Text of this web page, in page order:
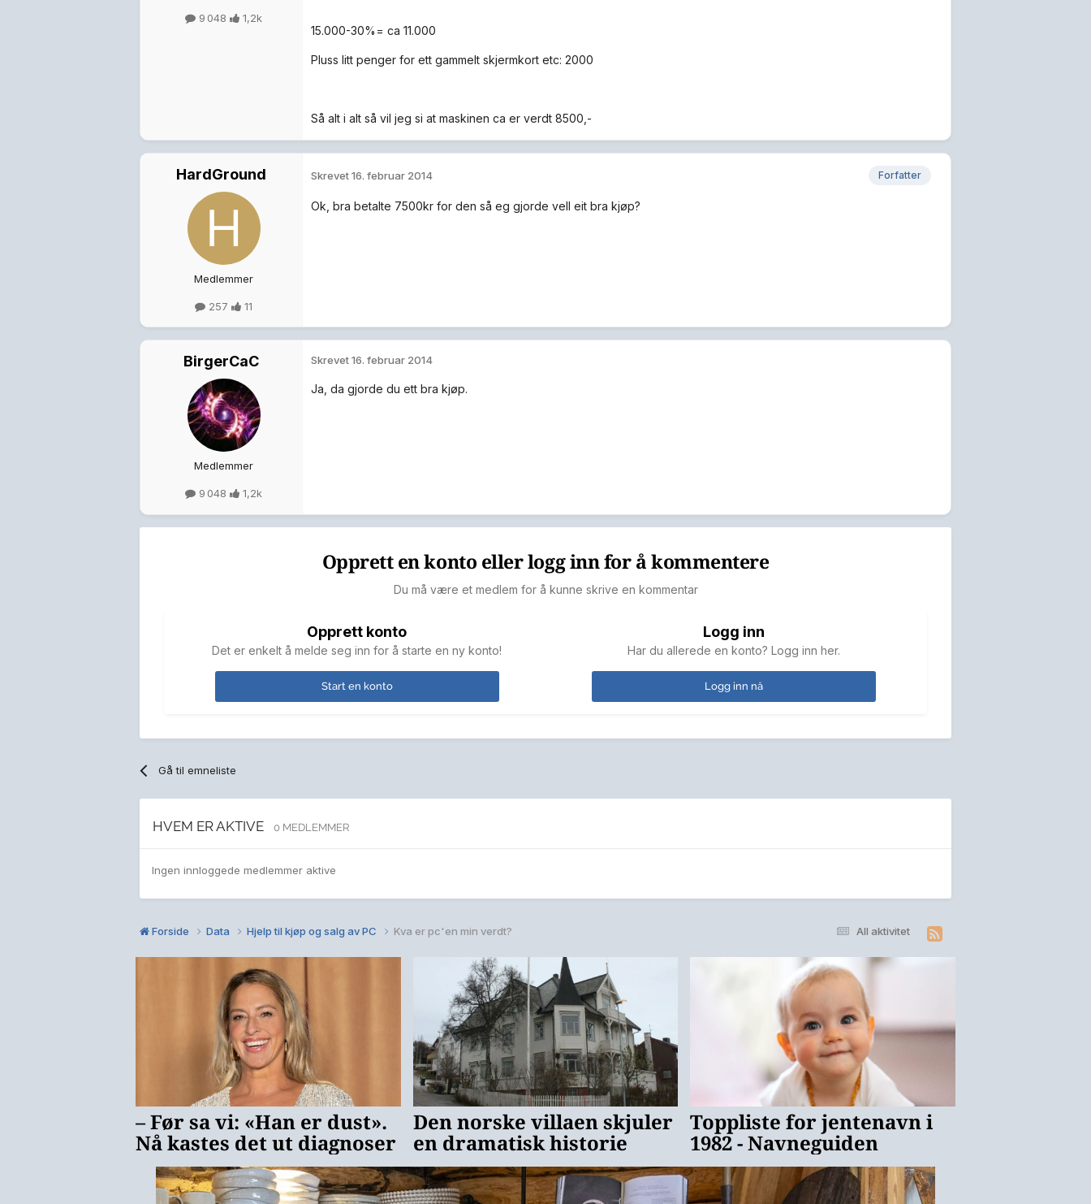
9 048 1,2k
15.000-30%= ca 11.000
Pluss litt penger for ett gammelt skjermkort etc: 2000
Så alt i alt så vil jeg si at maskinen ca er verdt 8500,-
HardGround
Medlemmer
257 11
Forfatter
Skrevet16. februar 2014
Ok, bra betalte 7500kr for den så eg gjorde vell eit bra kjøp?
BirgerCaC
Medlemmer
9 048 1,2k
Skrevet16. februar 2014
Ja, da gjorde du ett bra kjøp.
Opprett en konto eller logg inn for å kommentere
Du må være et medlem for å kunne skrive en kommentar
Opprett konto
Det er enkelt å melde seg inn for å starte en ny konto!
Start en konto
Logg inn
Har du allerede en konto? Logg inn her.
Logg inn nå
Gå til emneliste
HVEM ER AKTIVE 0 MEDLEMMER
Ingen innloggede medlemmer aktive
All aktivitet
Forside Data Hjelp til kjøp og salg av PC Kva er pc'en min verdt?